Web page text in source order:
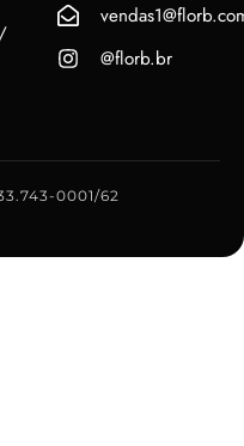
@florb.br
0001/62